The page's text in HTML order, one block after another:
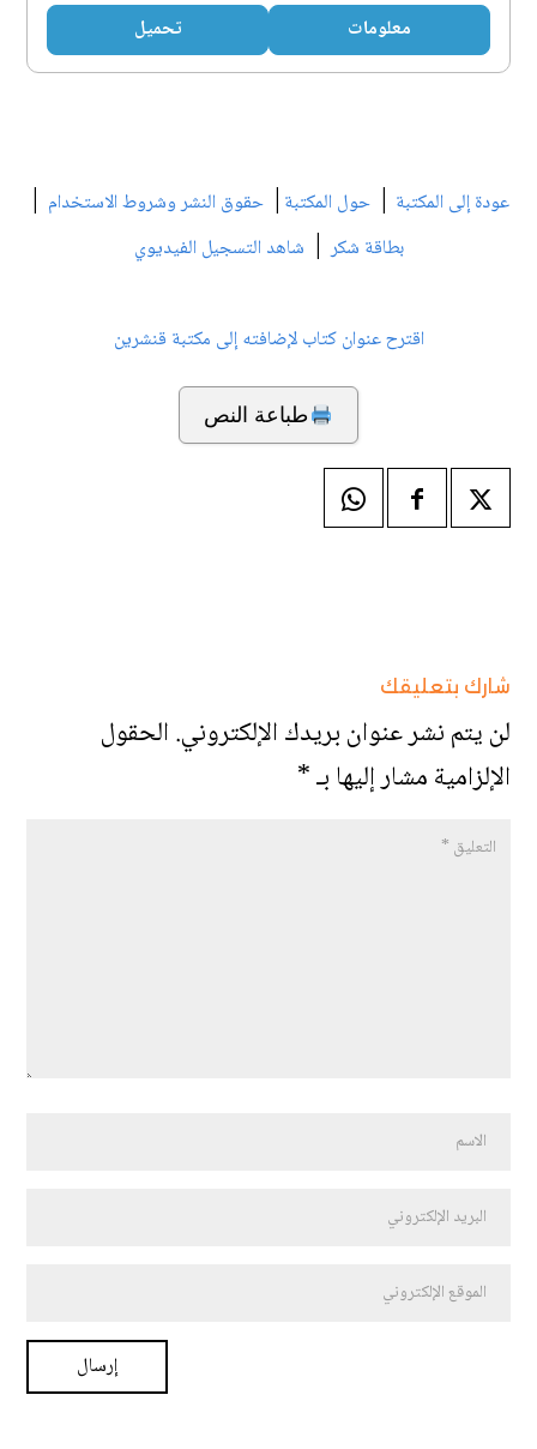
معلومات تحميل
عودة إلى المكتبة | حول المكتبة | حقوق النشر وشروط الاستخدام |
بطاقة شكر| شاهد التسجيل الفيديوي
اقترح عنوان كتاب لإضافته إلى مكتبة قنشرين
طباعة النص
شارك بتعليقك
لن يتم نشر عنوان بريدك الإلكتروني.الحقول
الإلزامية مشار إليها بـ*